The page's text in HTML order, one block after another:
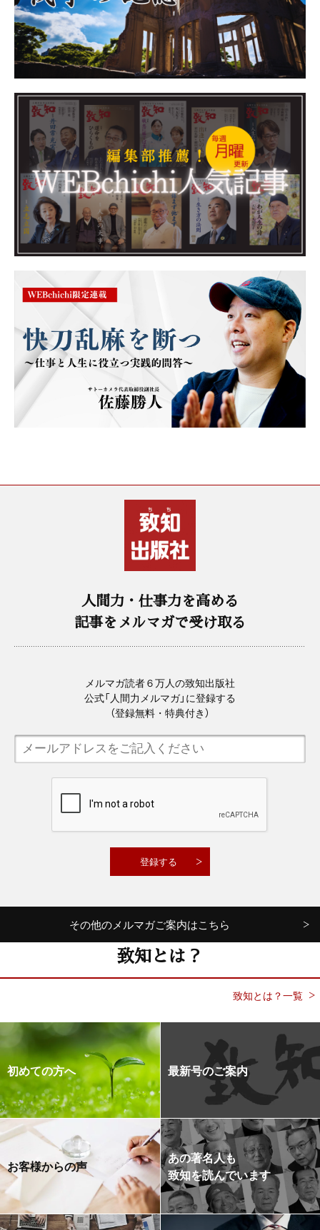
人間力・仕事力を高める
記事をメルマガで受け取る
メルマガ読者６万人の致知出版社
公式「人間力メルマガ」に登録する
（登録無料・特典付き）
その他のメルマガご案内はこちら
致知とは？
致知とは？一覧
初めての方へ 最新号のご案内
お客様からの声
あの著名人も
致知を読んでいます